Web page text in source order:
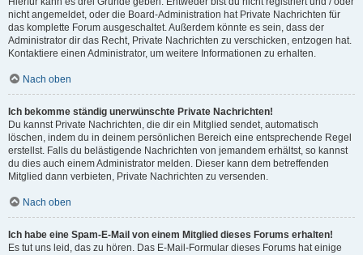
nicht angemeldet, oder die Board-Administration hat Private Nachrichten für
das komplette Forum ausgeschaltet. Außerdem könnte es sein, dass der
Administrator dir das Recht, Private Nachrichten zu verschicken, entzogen hat.
Kontaktiere einen Administrator, um weitere Informationen zu erhalten.
Nach oben
Ich bekomme ständig unerwünschte Private Nachrichten!
Du kannst Private Nachrichten, die dir ein Mitglied sendet, automatisch
löschen, indem du in deinem persönlichen Bereich eine entsprechende Regel
erstellst. Falls du belästigende Nachrichten von jemandem erhältst, so kannst
du dies auch einem Administrator melden. Dieser kann dem betreffenden
Mitglied dann verbieten, Private Nachrichten zu versenden.
Nach oben
Ich habe eine Spam-E-Mail von einem Mitglied dieses Forums erhalten!
Es tut uns leid, das zu hören. Das E-Mail-Formular dieses Forums hat einige